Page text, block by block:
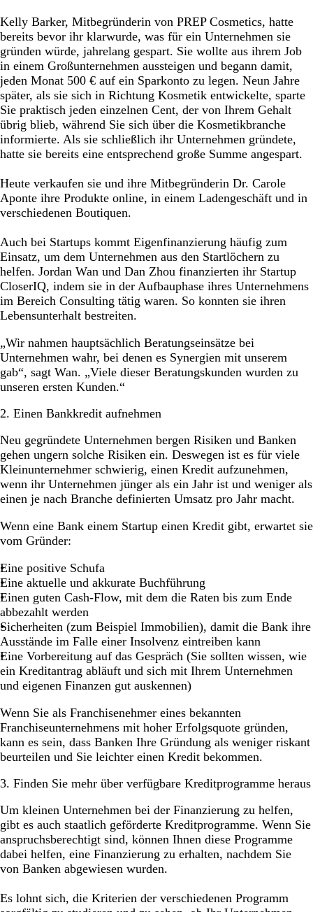
Kelly Barker, Mitbegründerin von PREP Cosmetics, hatte
bereits bevor ihr klarwurde, was für ein Unternehmen sie
gründen würde, jahrelang gespart. Sie wollte aus ihrem Job
in einem Großunternehmen aussteigen und begann damit,
jeden Monat 500 € auf ein Sparkonto zu legen. Neun Jahre
später, als sie sich in Richtung Kosmetik entwickelte, sparte
Sie praktisch jeden einzelnen Cent, der von Ihrem Gehalt
übrig blieb, während Sie sich über die Kosmetikbranche
informierte. Als sie schließlich ihr Unternehmen gründete,
hatte sie bereits eine entsprechend große Summe angespart.
Heute verkaufen sie und ihre Mitbegründerin Dr. Carole
Aponte ihre Produkte online, in einem Ladengeschäft und in
verschiedenen Boutiquen.
Auch bei Startups kommt Eigenfinanzierung häufig zum
Einsatz, um dem Unternehmen aus den Startlöchern zu
helfen. Jordan Wan und Dan Zhou finanzierten ihr Startup
CloserIQ, indem sie in der Aufbauphase ihres Unternehmens
im Bereich Consulting tätig waren. So konnten sie ihren
Lebensunterhalt bestreiten.
„Wir nahmen hauptsächlich Beratungseinsätze bei
Unternehmen wahr, bei denen es Synergien mit unserem
gab“, sagt Wan. „Viele dieser Beratungskunden wurden zu
unseren ersten Kunden.“
2. Einen Bankkredit aufnehmen
Neu gegründete Unternehmen bergen Risiken und Banken
gehen ungern solche Risiken ein. Deswegen ist es für viele
Kleinunternehmer schwierig, einen Kredit aufzunehmen,
wenn ihr Unternehmen jünger als ein Jahr ist und weniger als
einen je nach Branche definierten Umsatz pro Jahr macht.
Wenn eine Bank einem Startup einen Kredit gibt, erwartet sie
vom Gründer:
Eine positive Schufa
Eine aktuelle und akkurate Buchführung
Einen guten Cash-Flow, mit dem die Raten bis zum Ende
abbezahlt werden
Sicherheiten (zum Beispiel Immobilien), damit die Bank ihre
Ausstände im Falle einer Insolvenz eintreiben kann
Eine Vorbereitung auf das Gespräch (Sie sollten wissen, wie
ein Kreditantrag abläuft und sich mit Ihrem Unternehmen
und eigenen Finanzen gut auskennen)
Wenn Sie als Franchisenehmer eines bekannten
Franchiseunternehmens mit hoher Erfolgsquote gründen,
kann es sein, dass Banken Ihre Gründung als weniger riskant
beurteilen und Sie leichter einen Kredit bekommen.
3. Finden Sie mehr über verfügbare Kreditprogramme heraus
Um kleinen Unternehmen bei der Finanzierung zu helfen,
gibt es auch staatlich geförderte Kreditprogramme. Wenn Sie
anspruchsberechtigt sind, können Ihnen diese Programme
dabei helfen, eine Finanzierung zu erhalten, nachdem Sie
von Banken abgewiesen wurden.
Es lohnt sich, die Kriterien der verschiedenen Programm